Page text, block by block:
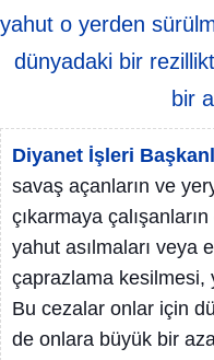
yahut o yerden
dünyadaki bir
bir
Diyanet İşleri
savaş açanların ve
çıkarmaya
yahut asılmaları veya
çaprazlama kesilmesi,
Bu cezalar onlar için
de onlara büyük bir